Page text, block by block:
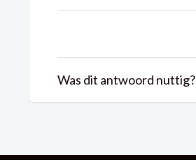
Was dit antwoord nuttig?